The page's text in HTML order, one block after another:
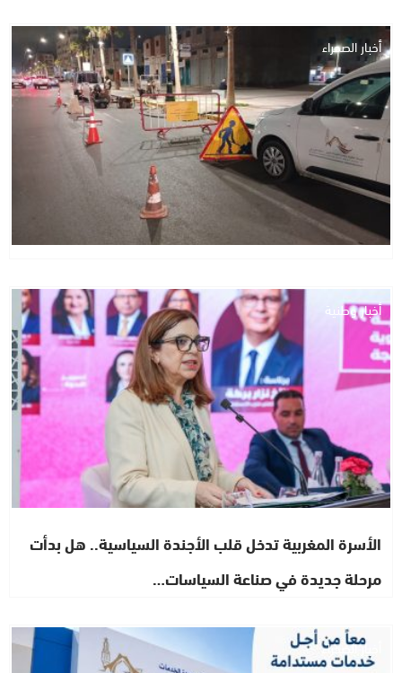
أخبار الصحراء
أخبار وطنية
الأسرة المغربية تدخل قلب الأجندة السياسية.. هل بدأت
مرحلة جديدة في صناعة السياسات…
أخبار الصحراء